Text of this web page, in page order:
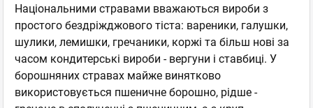
Національними стравами вважаються вироби з
простого бездріжджового тіста: вареники, галушки,
шулики, лемишки, гречаники, коржі та більш нові за
часом кондитерські вироби - вергуни і ставбиці. У
борошняних стравах майже винятково
використовується пшеничне борошно, рідше -